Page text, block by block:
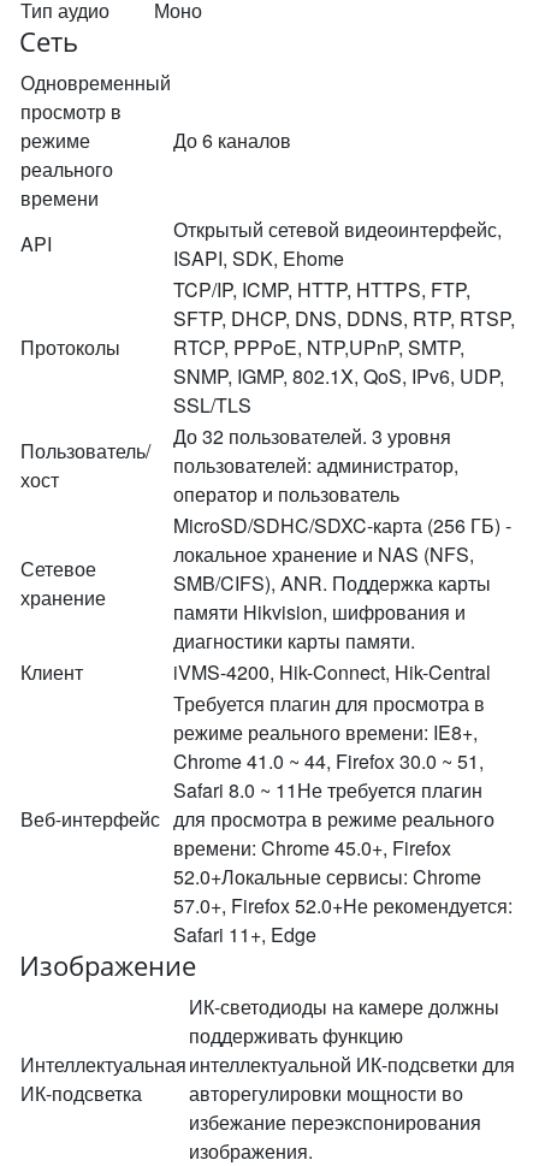
Тип аудио Моно
Сеть
Одновременный
просмотр в
режиме
реального
времени
До 6 каналов
API
Открытый сетевой видеоинтерфейс,
ISAPI, SDK, Ehome
Протоколы
TCP/IP, ICMP, HTTP, HTTPS, FTP,
SFTP, DHCP, DNS, DDNS, RTP, RTSP,
RTCP, PPPoE, NTP,UPnP, SMTP,
SNMP, IGMP, 802.1X, QoS, IPv6, UDP,
SSL/TLS
Пользователь/
хост
До 32 пользователей. 3 уровня
пользователей: администратор,
оператор и пользователь
Сетевое
хранение
MicroSD/SDHC/SDXC-карта (256 ГБ) -
локальное хранение и NAS (NFS,
SMB/CIFS), ANR. Поддержка карты
памяти Hikvision, шифрования и
диагностики карты памяти.
Клиент
iVMS-4200, Hik-Connect, Hik-Central
Веб-интерфейс
Требуется плагин для просмотра в
режиме реального времени: IE8+,
Chrome 41.0 ~ 44, Firefox 30.0 ~ 51,
Safari 8.0 ~ 11Не требуется плагин
для просмотра в режиме реального
времени: Chrome 45.0+, Firefox
52.0+Локальные сервисы: Chrome
57.0+, Firefox 52.0+Не рекомендуется:
Safari 11+, Edge
Изображение
Интеллектуальная
ИК-подсветка
ИК-светодиоды на камере должны
поддерживать функцию
интеллектуальной ИК-подсветки для
авторегулировки мощности во
избежание переэкспонирования
изображения.